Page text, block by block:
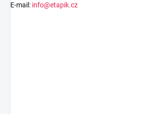
E-mail: info@etapik.cz